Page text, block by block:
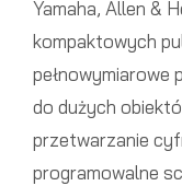
Yamaha, Allen &
kompaktowych
pełnowymiarowe
do dużych
przetwarzanie
programowalne